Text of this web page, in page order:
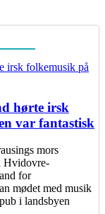
hørte irsk
var fantastisk
mors
Hvidovre-
for
mødet med musik
i landsbyen